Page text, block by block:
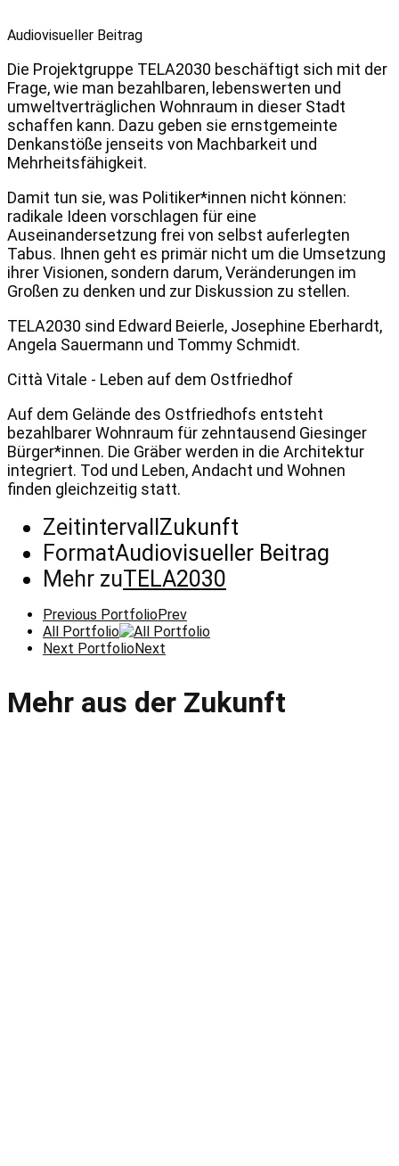
Audiovisueller Beitrag
Die Projektgruppe TELA2030 beschäftigt sich mit der
Frage, wie man bezahlbaren, lebenswerten und
umweltverträglichen Wohnraum in dieser Stadt
schaffen kann. Dazu geben sie ernstgemeinte
Denkanstöße jenseits von Machbarkeit und
Mehrheitsfähigkeit.
Damit tun sie, was Politiker*innen nicht können:
radikale Ideen vorschlagen für eine
Auseinandersetzung frei von selbst auferlegten
Tabus. Ihnen geht es primär nicht um die Umsetzung
ihrer Visionen, sondern darum, Veränderungen im
Großen zu denken und zur Diskussion zu stellen.
TELA2030 sind Edward Beierle, Josephine Eberhardt,
Angela Sauermann und Tommy Schmidt.
Città Vitale - Leben auf dem Ostfriedhof
Auf dem Gelände des Ostfriedhofs entsteht
bezahlbarer Wohnraum für zehntausend Giesinger
Bürger*innen. Die Gräber werden in die Architektur
integriert. Tod und Leben, Andacht und Wohnen
finden gleichzeitig statt.
Zeitintervall Zukunft
FormatAudiovisueller Beitrag
Mehr zuTELA2030
Previous PortfolioPrev
All Portfolio
Next PortfolioNext
Mehr aus der Zukunft